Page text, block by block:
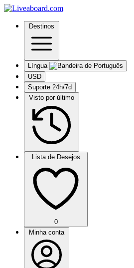
Destinos
Língua
USD
Suporte 24h/7d
Visto por último
Lista de Desejos
0
Minha conta